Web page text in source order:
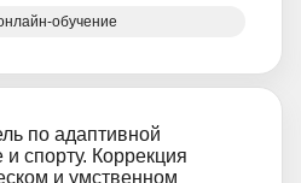
обучение
по адаптивной
и спорту. Коррекция
и умственном